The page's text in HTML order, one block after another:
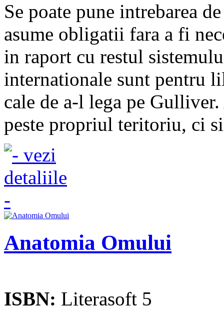
Se poate pune intrebarea
asume obligatii fara a fi
in raport cu restul
internationale sunt pentru
cale de a-l lega pe
peste propriul teritoriu, ci
Anatomia Omului
ISBN: Literasoft 5